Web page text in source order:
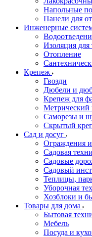
Напольные
Панели для
Инженерные
Изоляция для
Отопление
Крепеж
Гвозди
Дюбели и
Крепеж для
Метрический
Саморезы и
Скрытый
Сад и досуг
Ограждения
Садовая
Садовые
Садовый
Теплицы,
Уборочная
Хозблоки и
Товары для дома
Бытовая
Мебель
Посуда и